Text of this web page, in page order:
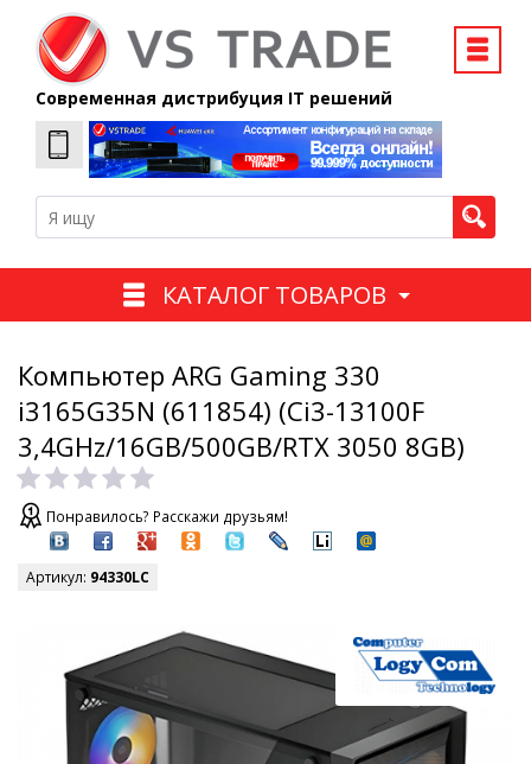
Современная дистрибуция IT решений
КАТАЛОГ ТОВАРОВ
Компьютер ARG Gaming 330
i3165G35N (611854) (Ci3-13100F
3,4GHz/16GB/500GB/RTX 3050 8GB)
Понравилось? Расскажи друзьям!
Артикул: 94330LC